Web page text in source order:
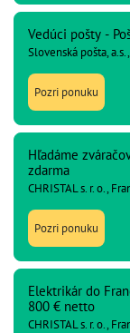
Vedúci pošty -
Slovenská pošta,
Pozri ponuku
Hľadáme
zdarma
CHRISTAL s. r. o.,
Pozri ponuku
Elektrikár do
800 € netto
CHRISTAL s. r. o.,